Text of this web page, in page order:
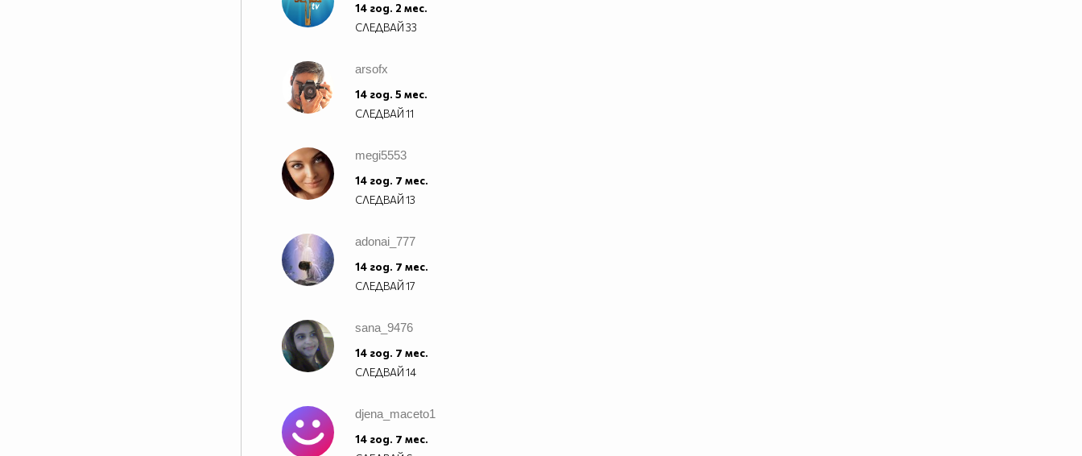
14 год. 2 мес.
СЛЕДВАЙ33
arsofx
14 год. 5 мес.
СЛЕДВАЙ11
megi5553
14 год. 7 мес.
СЛЕДВАЙ13
adonai_777
14 год. 7 мес.
СЛЕДВАЙ17
sana_9476
14 год. 7 мес.
СЛЕДВАЙ14
djena_maceto1
14 год. 7 мес.